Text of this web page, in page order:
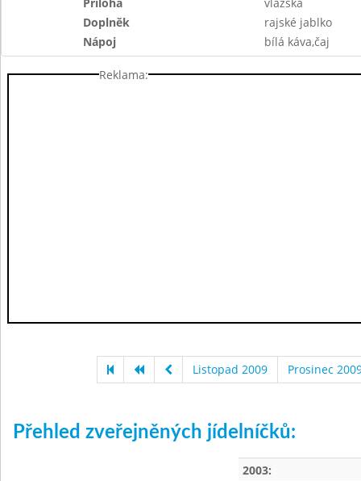
Doplněk
rajské jablko
Nápoj
bílá káva,čaj
Reklama:
Listopad 2009 Prosinec
Přehled zveřejněných jídelníčků:
2003: